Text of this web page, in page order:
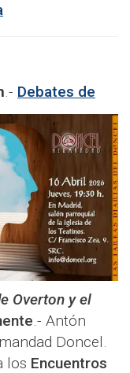
.- Debates de
Overton y el
.- Antón
Doncel.
los Encuentros